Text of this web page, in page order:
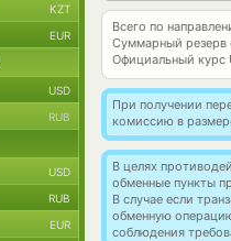
Всего по
Суммарный резерв
Официальный курс
При получении
комиссию в
В целях
обменные пункты
В случае если
обменную
соблюдения
KZT
EUR
USD
RUB
USD
RUB
EUR